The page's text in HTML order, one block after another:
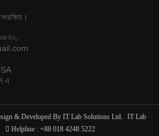
এ
IT Lab
Helpline : +88 018 4248 5222